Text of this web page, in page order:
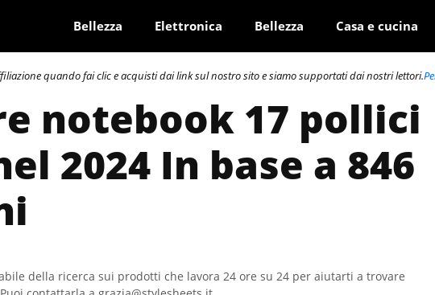
Bellezza Elettronica Bellezza Casa e cucina
quando fai clic e acquisti dai link sul nostro sito e siamo supportati dai nostri lettori.
notebook 17 pollici
2024 In base a 846
della ricerca sui prodotti che lavora 24 ore su 24 per aiutarti a trovare